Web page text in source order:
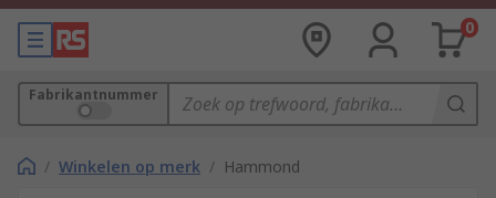
0
Fabrikantnummer
/ Winkelen op merk / Hammond